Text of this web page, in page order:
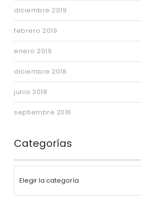
diciembre 2019
febrero 2019
enero 2019
diciembre 2018
junio 2018
septiembre 2016
Categorías